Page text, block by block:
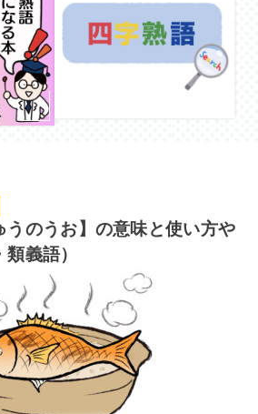
うのうお】の意味と使い方や
義語）